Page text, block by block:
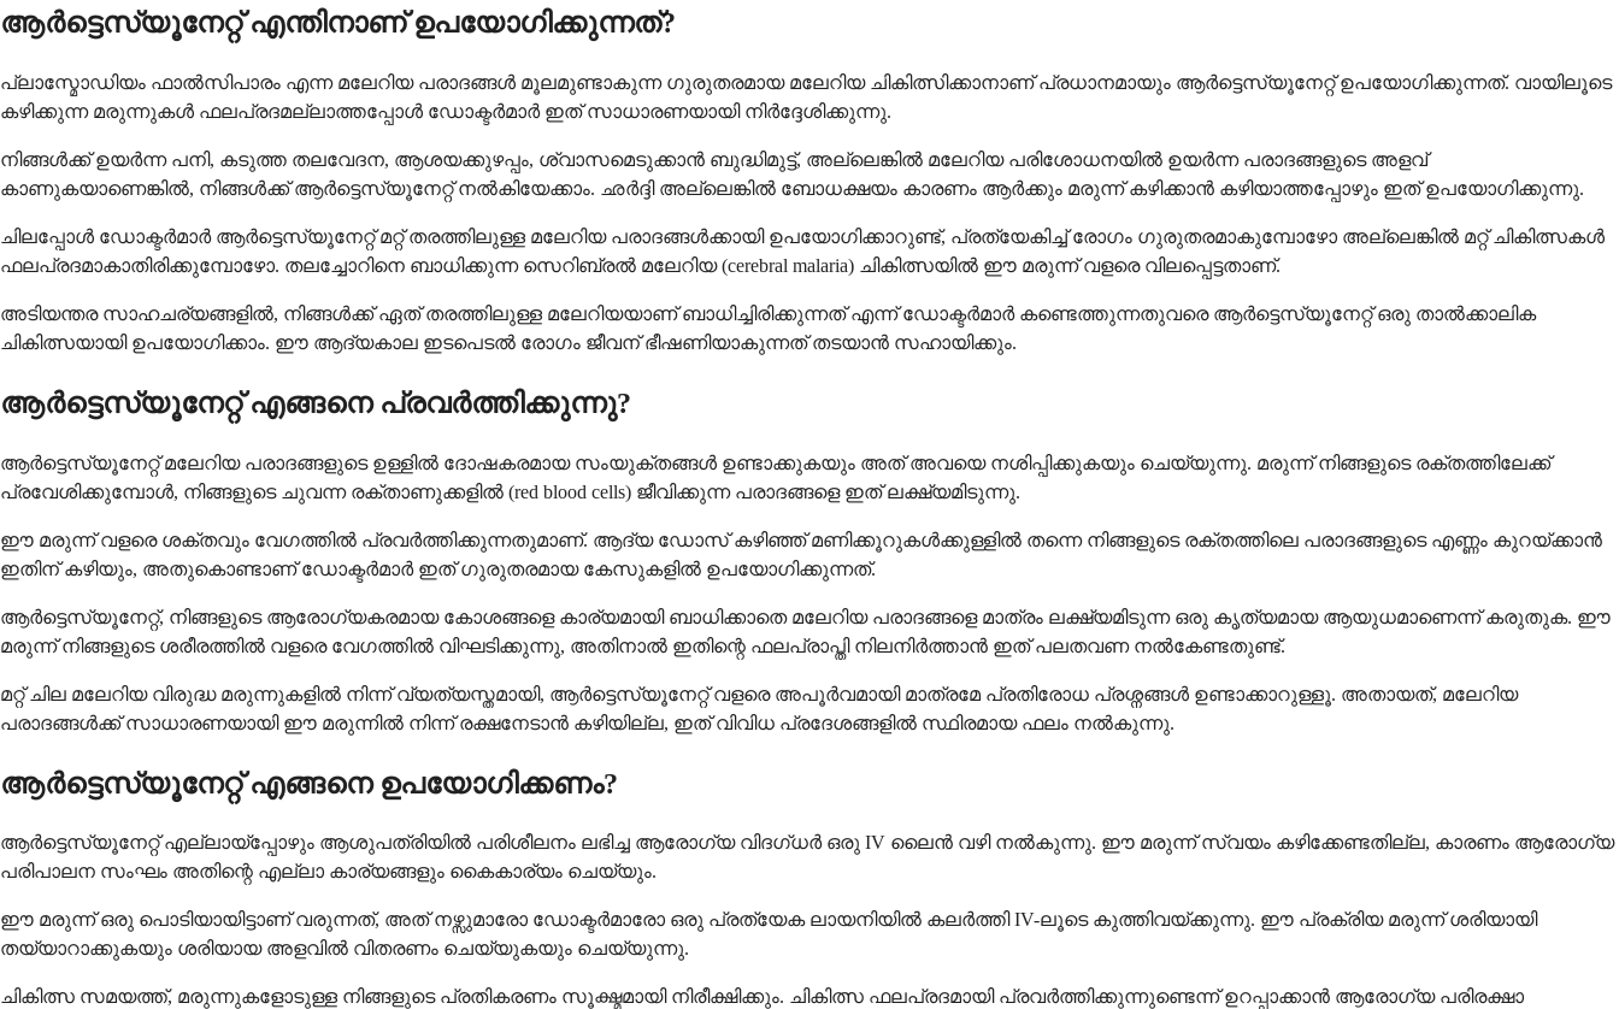
ആർട്ടെസ്യൂനേറ്റ് എന്തിനാണ് ഉപയോഗിക്കുന്നത്?
പ്ലാസ്മോഡിയം ഫാൽസിപാരം എന്ന മലേറിയ പരാദങ്ങൾ മൂലമുണ്ടാകുന്ന ഗുരുതരമായ മലേറിയ ചികിത്സിക്കാനാണ് പ്രധാനമായും ആർട്ടെസ്യൂനേറ്റ് ഉപയോഗിക്കുന്നത്. വായിലൂടെ
കഴിക്കുന്ന മരുന്നുകൾ ഫലപ്രദമല്ലാത്തപ്പോൾ ഡോക്ടർമാർ ഇത് സാധാരണയായി നിർദ്ദേശിക്കുന്നു.
നിങ്ങൾക്ക് ഉയർന്ന പനി, കടുത്ത തലവേദന, ആശയക്കുഴപ്പം, ശ്വാസമെടുക്കാൻ ബുദ്ധിമുട്ട്, അല്ലെങ്കിൽ മലേറിയ പരിശോധനയിൽ ഉയർന്ന പരാദങ്ങളുടെ അളവ്
കാണുകയാണെങ്കിൽ, നിങ്ങൾക്ക് ആർട്ടെസ്യൂനേറ്റ് നൽകിയേക്കാം. ഛർദ്ദി അല്ലെങ്കിൽ ബോധക്ഷയം കാരണം ആർക്കും മരുന്ന് കഴിക്കാൻ കഴിയാത്തപ്പോഴും ഇത് ഉപയോഗിക്കുന്നു.
ചിലപ്പോൾ ഡോക്ടർമാർ ആർട്ടെസ്യൂനേറ്റ് മറ്റ് തരത്തിലുള്ള മലേറിയ പരാദങ്ങൾക്കായി ഉപയോഗിക്കാറുണ്ട്, പ്രത്യേകിച്ച് രോഗം ഗുരുതരമാകുമ്പോഴോ അല്ലെങ്കിൽ മറ്റ് ചികിത്സകൾ
ഫലപ്രദമാകാതിരിക്കുമ്പോഴോ. തലച്ചോറിനെ ബാധിക്കുന്ന സെറിബ്രൽ മലേറിയ (cerebral malaria) ചികിത്സയിൽ ഈ മരുന്ന് വളരെ വിലപ്പെട്ടതാണ്.
അടിയന്തര സാഹചര്യങ്ങളിൽ, നിങ്ങൾക്ക് ഏത് തരത്തിലുള്ള മലേറിയയാണ് ബാധിച്ചിരിക്കുന്നത് എന്ന് ഡോക്ടർമാർ കണ്ടെത്തുന്നതുവരെ ആർട്ടെസ്യൂനേറ്റ് ഒരു താൽക്കാലിക
ചികിത്സയായി ഉപയോഗിക്കാം. ഈ ആദ്യകാല ഇടപെടൽ രോഗം ജീവന് ഭീഷണിയാകുന്നത് തടയാൻ സഹായിക്കും.
ആർട്ടെസ്യൂനേറ്റ് എങ്ങനെ പ്രവർത്തിക്കുന്നു?
ആർട്ടെസ്യൂനേറ്റ് മലേറിയ പരാദങ്ങളുടെ ഉള്ളിൽ ദോഷകരമായ സംയുക്തങ്ങൾ ഉണ്ടാക്കുകയും അത് അവയെ നശിപ്പിക്കുകയും ചെയ്യുന്നു. മരുന്ന് നിങ്ങളുടെ രക്തത്തിലേക്ക്
പ്രവേശിക്കുമ്പോൾ, നിങ്ങളുടെ ചുവന്ന രക്താണുക്കളിൽ (red blood cells) ജീവിക്കുന്ന പരാദങ്ങളെ ഇത് ലക്ഷ്യമിടുന്നു.
ഈ മരുന്ന് വളരെ ശക്തവും വേഗത്തിൽ പ്രവർത്തിക്കുന്നതുമാണ്. ആദ്യ ഡോസ് കഴിഞ്ഞ് മണിക്കൂറുകൾക്കുള്ളിൽ തന്നെ നിങ്ങളുടെ രക്തത്തിലെ പരാദങ്ങളുടെ എണ്ണം കുറയ്ക്കാൻ
ഇതിന് കഴിയും, അതുകൊണ്ടാണ് ഡോക്ടർമാർ ഇത് ഗുരുതരമായ കേസുകളിൽ ഉപയോഗിക്കുന്നത്.
ആർട്ടെസ്യൂനേറ്റ്, നിങ്ങളുടെ ആരോഗ്യകരമായ കോശങ്ങളെ കാര്യമായി ബാധിക്കാതെ മലേറിയ പരാദങ്ങളെ മാത്രം ലക്ഷ്യമിടുന്ന ഒരു കൃത്യമായ ആയുധമാണെന്ന് കരുതുക. ഈ
മരുന്ന് നിങ്ങളുടെ ശരീരത്തിൽ വളരെ വേഗത്തിൽ വിഘടിക്കുന്നു, അതിനാൽ ഇതിന്റെ ഫലപ്രാപ്തി നിലനിർത്താൻ ഇത് പലതവണ നൽകേണ്ടതുണ്ട്.
മറ്റ് ചില മലേറിയ വിരുദ്ധ മരുന്നുകളിൽ നിന്ന് വ്യത്യസ്തമായി, ആർട്ടെസ്യൂനേറ്റ് വളരെ അപൂർവമായി മാത്രമേ പ്രതിരോധ പ്രശ്നങ്ങൾ ഉണ്ടാക്കാറുള്ളൂ. അതായത്, മലേറിയ
പരാദങ്ങൾക്ക് സാധാരണയായി ഈ മരുന്നിൽ നിന്ന് രക്ഷനേടാൻ കഴിയില്ല, ഇത് വിവിധ പ്രദേശങ്ങളിൽ സ്ഥിരമായ ഫലം നൽകുന്നു.
ആർട്ടെസ്യൂനേറ്റ് എങ്ങനെ ഉപയോഗിക്കണം?
ആർട്ടെസ്യൂനേറ്റ് എല്ലായ്പ്പോഴും ആശുപത്രിയിൽ പരിശീലനം ലഭിച്ച ആരോഗ്യ വിദഗ്ധർ ഒരു IV ലൈൻ വഴി നൽകുന്നു. ഈ മരുന്ന് സ്വയം കഴിക്കേണ്ടതില്ല, കാരണം ആരോഗ്യ
പരിപാലന സംഘം അതിന്റെ എല്ലാ കാര്യങ്ങളും കൈകാര്യം ചെയ്യും.
ഈ മരുന്ന് ഒരു പൊടിയായിട്ടാണ് വരുന്നത്, അത് നഴ്സുമാരോ ഡോക്ടർമാരോ ഒരു പ്രത്യേക ലായനിയിൽ കലർത്തി IV-ലൂടെ കുത്തിവയ്ക്കുന്നു. ഈ പ്രക്രിയ മരുന്ന് ശരിയായി
തയ്യാറാക്കുകയും ശരിയായ അളവിൽ വിതരണം ചെയ്യുകയും ചെയ്യുന്നു.
ചികിത്സ സമയത്ത്, മരുന്നുകളോടുള്ള നിങ്ങളുടെ പ്രതികരണം സൂക്ഷ്മമായി നിരീക്ഷിക്കും. ചികിത്സ ഫലപ്രദമായി പ്രവർത്തിക്കുന്നുണ്ടെന്ന് ഉറപ്പാക്കാൻ ആരോഗ്യ പരിരക്ഷാ